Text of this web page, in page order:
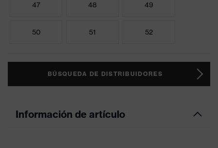
47 48 49
50 51 52
BÚSQUEDA DE DISTRIBUIDORES
Información de artículo